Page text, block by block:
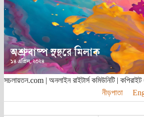
সচলায়তন.com | অনলাইন রাইটার্স কমিউনিটি |
নীড়পাতা